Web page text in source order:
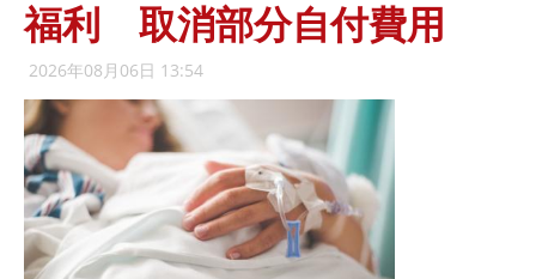
福利 取消部分自付費用
2026年08月06日 13:54